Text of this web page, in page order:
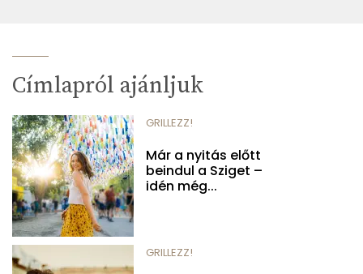
Címlapról ajánljuk
GRILLEZZ!
Már a nyitás előtt
beindul a Sziget –
idén még...
GRILLEZZ!